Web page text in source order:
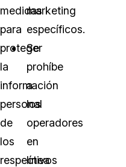
medidas
para
proteger
la
información
personal
de
los
respectivos
marketing
específicos.
Se
prohíbe
a
los
operadores
en
línea